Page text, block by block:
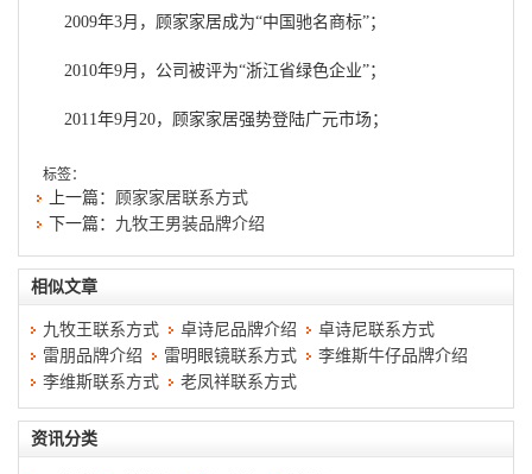
2009年3月，顾家家居成为“中国驰名商标”；
2010年9月，公司被评为“浙江省绿色企业”；
2011年9月20，顾家家居强势登陆广元市场；
标签：
上一篇： 顾家家居联系方式
下一篇： 九牧王男装品牌介绍
相似文章
九牧王联系方式 卓诗尼品牌介绍
卓诗尼联系方式
雷朋品牌介绍
雷明眼镜联系方式
李维斯牛仔品牌介绍
李维斯联系方式
老凤祥联系方式
资讯分类